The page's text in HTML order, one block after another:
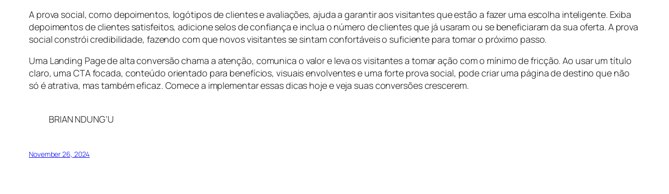
A prova social, como depoimentos, logótipos de clientes e avaliações, ajuda a garantir aos visitantes que estão a fazer uma escolha inteligente. Exiba
depoimentos de clientes satisfeitos, adicione selos de confiança e inclua o número de clientes que já usaram ou se beneficiaram da sua oferta. A prova
social constrói credibilidade, fazendo com que novos visitantes se sintam confortáveis o suficiente para tomar o próximo passo.
Uma Landing Page de alta conversão chama a atenção, comunica o valor e leva os visitantes a tomar ação com o mínimo de fricção. Ao usar um título
claro, uma CTA focada, conteúdo orientado para benefícios, visuais envolventes e uma forte prova social, pode criar uma página de destino que não
só é atrativa, mas também eficaz. Comece a implementar essas dicas hoje e veja suas conversões crescerem.
BRIAN NDUNG’U
November 26, 2024